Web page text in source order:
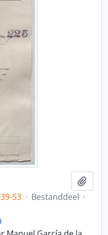
53 · Bestanddeel ·